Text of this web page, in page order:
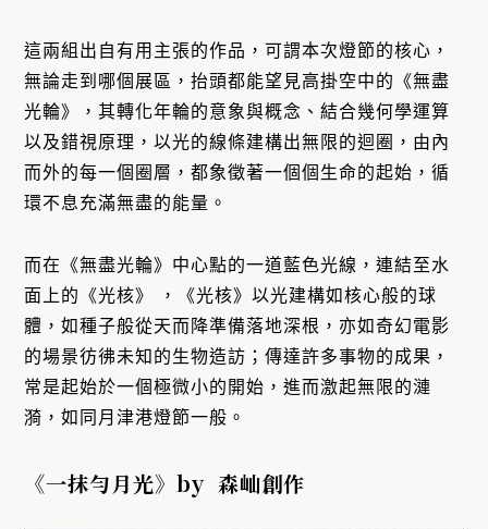
這兩組出自有用主張的作品，可謂本次燈節的核心，
無論走到哪個展區，抬頭都能望見高掛空中的《無盡
光輪》，其轉化年輪的意象與概念、結合幾何學運算
以及錯視原理，以光的線條建構出無限的迴圈，由內
而外的每一個圈層，都象徵著一個個生命的起始，循
環不息充滿無盡的能量。
而在《無盡光輪》中心點的一道藍色光線，連結至水
面上的《光核》 ，《光核》以光建構如核心般的球
體，如種子般從天而降準備落地深根，亦如奇幻電影
的場景彷彿未知的生物造訪；傳達許多事物的成果，
常是起始於一個極微小的開始，進而激起無限的漣
漪，如同月津港燈節一般。
《一抹勻月光》by 森屾創作